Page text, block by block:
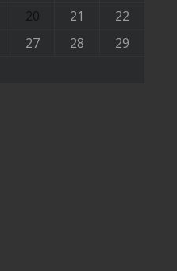
20 21
22
27 28
29